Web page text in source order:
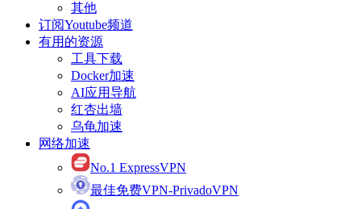
其他
订阅Youtube频道
有用的资源
工具下载
Docker加速
AI应用导航
红杏出墙
乌龟加速
网络加速
No.1 ExpressVPN
最佳免费VPN-PrivadoVPN